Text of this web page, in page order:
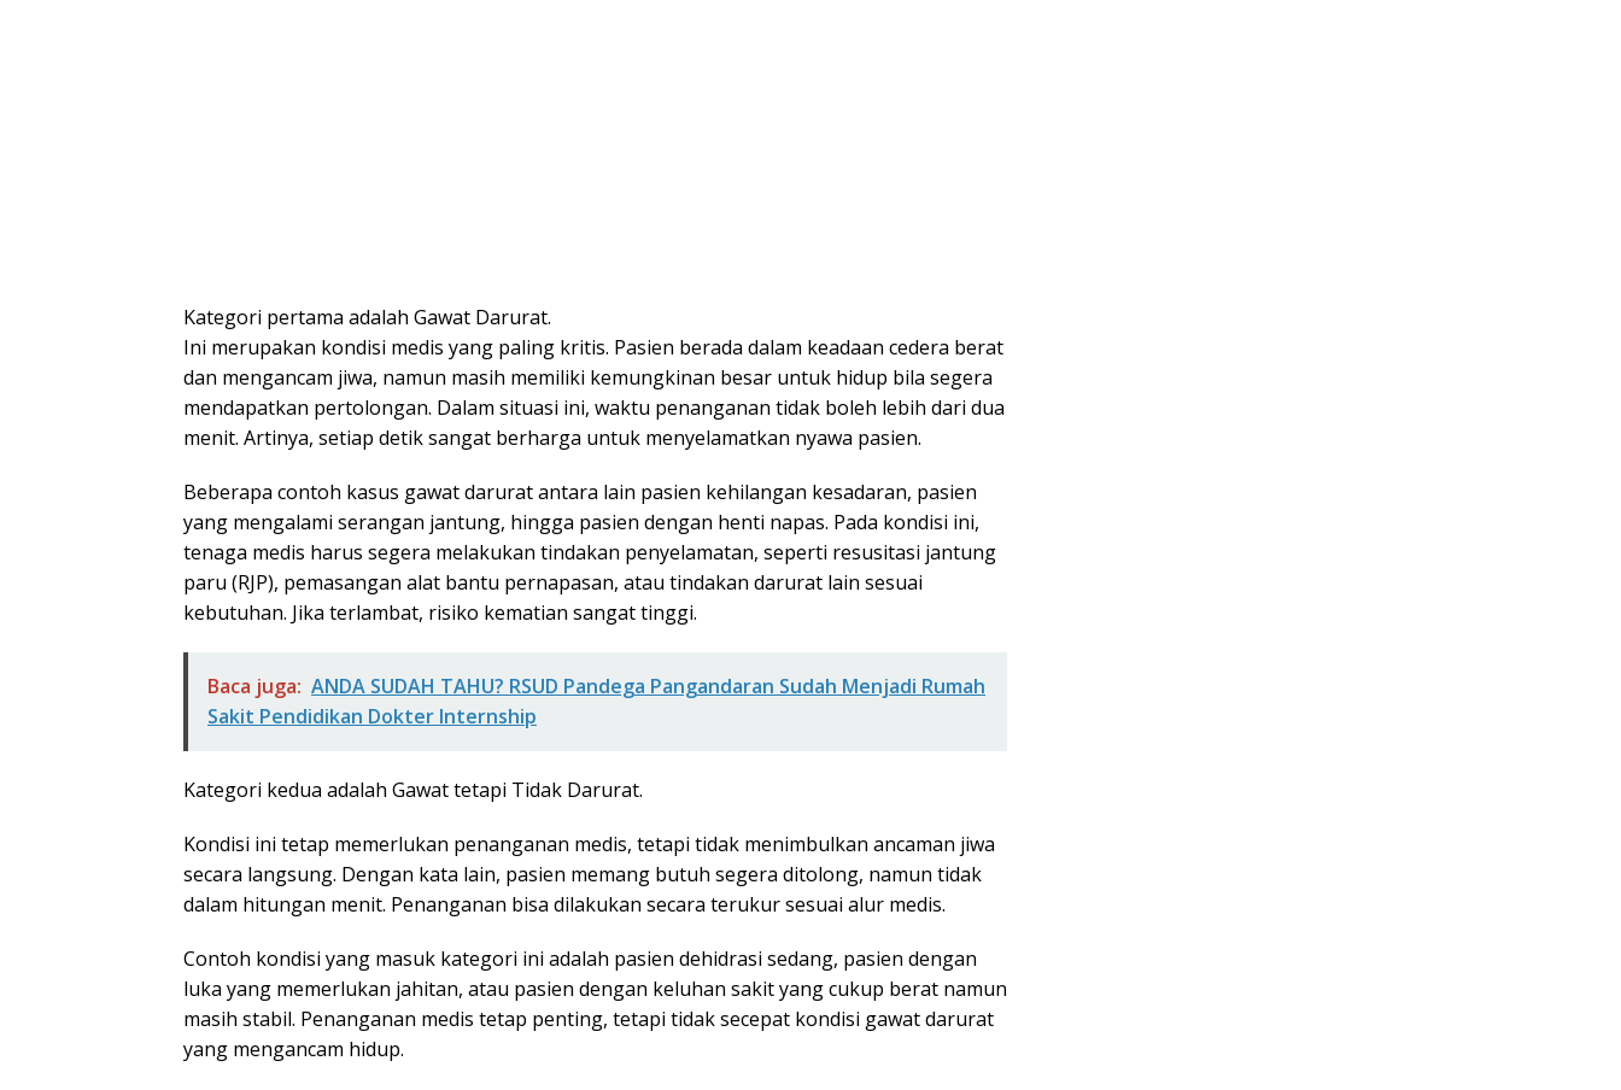
Kategori pertama adalah Gawat Darurat.
Ini merupakan kondisi medis yang paling kritis. Pasien berada dalam keadaan cedera berat
dan mengancam jiwa, namun masih memiliki kemungkinan besar untuk hidup bila segera
mendapatkan pertolongan. Dalam situasi ini, waktu penanganan tidak boleh lebih dari dua
menit. Artinya, setiap detik sangat berharga untuk menyelamatkan nyawa pasien.
Beberapa contoh kasus gawat darurat antara lain pasien kehilangan kesadaran, pasien
yang mengalami serangan jantung, hingga pasien dengan henti napas. Pada kondisi ini,
tenaga medis harus segera melakukan tindakan penyelamatan, seperti resusitasi jantung
paru (RJP), pemasangan alat bantu pernapasan, atau tindakan darurat lain sesuai
kebutuhan. Jika terlambat, risiko kematian sangat tinggi.
Baca juga: ANDA SUDAH TAHU? RSUD Pandega Pangandaran Sudah Menjadi Rumah
Sakit Pendidikan Dokter Internship
Kategori kedua adalah Gawat tetapi Tidak Darurat.
Kondisi ini tetap memerlukan penanganan medis, tetapi tidak menimbulkan ancaman jiwa
secara langsung. Dengan kata lain, pasien memang butuh segera ditolong, namun tidak
dalam hitungan menit. Penanganan bisa dilakukan secara terukur sesuai alur medis.
Contoh kondisi yang masuk kategori ini adalah pasien dehidrasi sedang, pasien dengan
luka yang memerlukan jahitan, atau pasien dengan keluhan sakit yang cukup berat namun
masih stabil. Penanganan medis tetap penting, tetapi tidak secepat kondisi gawat darurat
yang mengancam hidup.